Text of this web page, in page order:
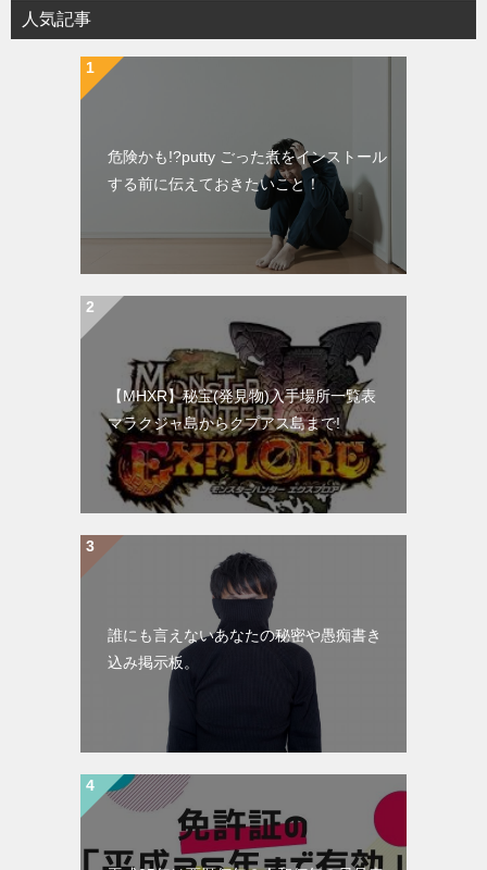
人気記事
危険かも!?putty ごった煮をインストール
する前に伝えておきたいこと！
【MHXR】秘宝(発見物)入手場所一覧表
マラクジャ島からクプアス島まで!
誰にも言えないあなたの秘密や愚痴書き
込み掲示板。